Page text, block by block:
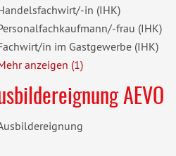
in (IHK)
frau (IHK)
in im Gastgewerbe (IHK)
anzeigen (1)
AEVO